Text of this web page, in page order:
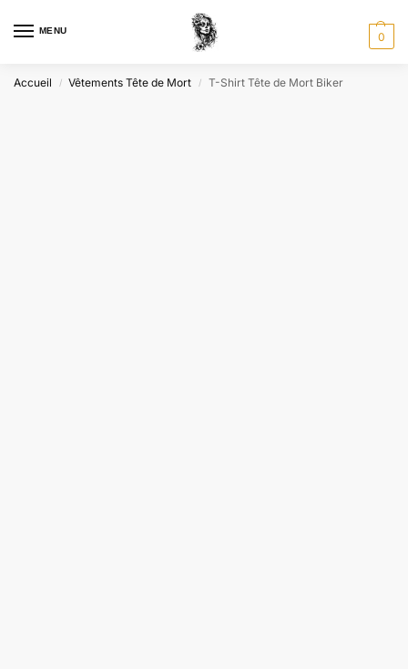
MENU 0
Accueil / Vêtements Tête de Mort / T-Shirt Tête de Mort Biker